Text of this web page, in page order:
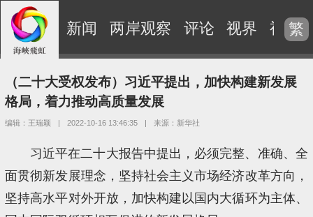
新闻 两岸观察 评论 视界 视频
繁
（二十大受权发布）习近平提出，加快构建新发展
格局，着力推动高质量发展
编辑：王瑞颖 | 2022-10-16 13:46:35 | 来源：新华社
习近平在二十大报告中提出，必须完整、准确、全
面贯彻新发展理念，坚持社会主义市场经济改革方向，
坚持高水平对外开放，加快构建以国内大循环为主体、